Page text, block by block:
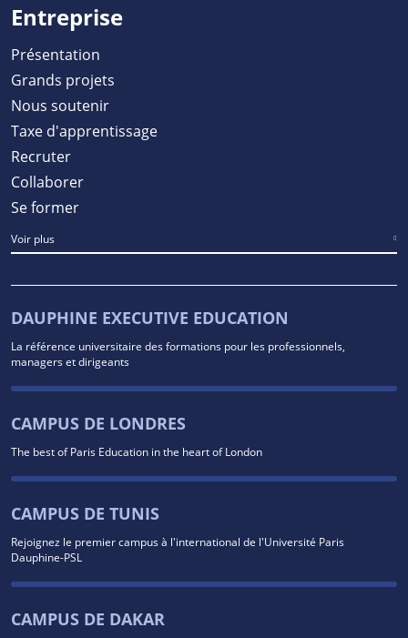
Entreprise
Présentation
Grands projets
Nous soutenir
Taxe d'apprentissage
Recruter
Collaborer
Se former
Voir plus
DAUPHINE EXECUTIVE EDUCATION
La référence universitaire des formations pour les professionnels,
managers et dirigeants
CAMPUS DE LONDRES
The best of Paris Education in the heart of London
CAMPUS DE TUNIS
Rejoignez le premier campus à l'international de l'Université Paris
Dauphine-PSL
CAMPUS DE DAKAR